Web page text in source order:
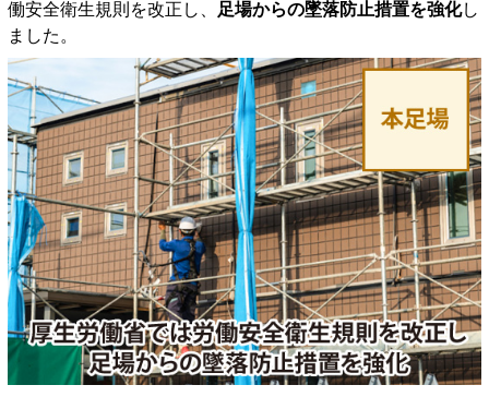
働安全衛生規則を改正し、
足場からの墜落防止措置を強化し
ました。